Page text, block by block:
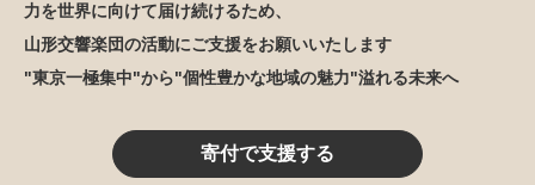
力を世界に向けて届け続けるため、
山形交響楽団の活動にご支援をお願いいたします
"東京一極集中"から"個性豊かな地域の魅力"溢れる未来へ
寄付で支援する